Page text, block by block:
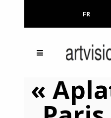
FR
«
Inscrivez-
Newsletter !